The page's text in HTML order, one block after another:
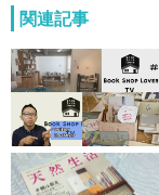
関連記事